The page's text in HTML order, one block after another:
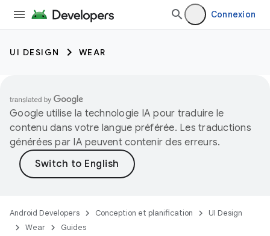
Connexion
UI DESIGN WEAR
Google utilise la technologie IA pour traduire le
contenu dans votre langue préférée. Les traductions
générées par IA peuvent contenir des erreurs.
Android Developers Conception et planification
UI Design
Wear
Guides